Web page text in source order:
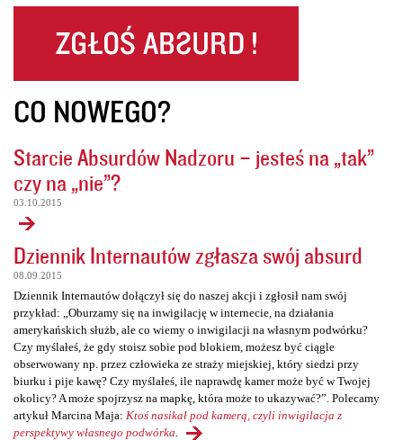
CO NOWEGO?
Starcie Absurdów Nadzoru – jesteś na „tak”
czy na „nie”?
03.10.2015
Dziennik Internautów zgłasza swój absurd
08.09.2015
Dziennik Internautów dołączył się do naszej akcji i zgłosił nam swój
przykład: „Oburzamy się na inwigilację w internecie, na działania
amerykańskich służb, ale co wiemy o inwigilacji na własnym podwórku?
Czy myślałeś, że gdy stoisz sobie pod blokiem, możesz być ciągle
obserwowany np. przez człowieka ze straży miejskiej, który siedzi przy
biurku i pije kawę? Czy myślałeś, ile naprawdę kamer może być w Twojej
okolicy? A może spojrzysz na mapkę, która może to ukazywać?”. Polecamy
artykuł Marcina Maja: Ktoś nasikał pod kamerą, czyli inwigilacja z
perspektywy własnego podwórka